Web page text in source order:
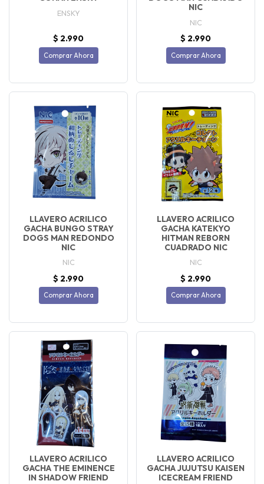
ENSKY
$ 2.990
Comprar Ahora
NIC
NIC
$ 2.990
Comprar Ahora
LLAVERO ACRILICO
GACHA BUNGO STRAY
DOGS MAN REDONDO
NIC
NIC
$ 2.990
Comprar Ahora
LLAVERO ACRILICO
GACHA KATEKYO
HITMAN REBORN
CUADRADO NIC
NIC
$ 2.990
Comprar Ahora
LLAVERO ACRILICO
GACHA THE EMINENCE
IN SHADOW FRIEND
LLAVERO ACRILICO
GACHA JUJUTSU KAISEN
ICECREAM FRIEND